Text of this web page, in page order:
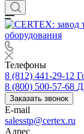
Телефоны
8 (812) 441-29-12
8 (800) 500-57-68
Заказать звонок
E-mail
salesstp@certex.ru
Адрес